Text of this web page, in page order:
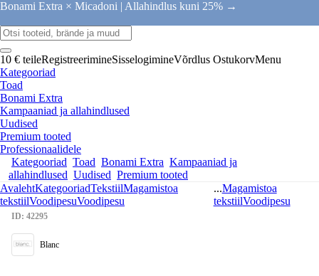
Bonami Extra × Micadoni | Allahindlus kuni 25% →
10 € teileRegistreerimineSisselogimineVõrdlus OstukorvMenu
Kategooriad
Toad
Bonami Extra
Kampaaniad ja allahindlused
Uudised
Premium tooted
Professionaalidele
Kategooriad Toad Bonami Extra Kampaaniad ja
allahindlused Uudised Premium tooted
AvalehtKategooriadTekstiilMagamistoa
tekstiilVoodipesuVoodipesu
...Magamistoa
tekstiilVoodipesu
ID: 42295
Blanc